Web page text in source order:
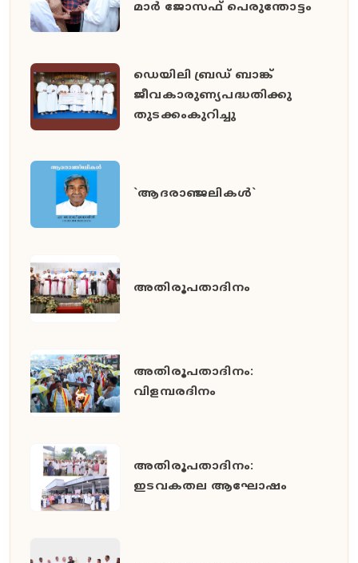
മാർ ജോസഫ് പെരുന്തോട്ടം
ഡെയിലി ബ്രഡ് ബാങ്ക്
ജീവകാരുണ്യപദ്ധതിക്കു
തുടക്കംകുറിച്ചു
`ആദരാഞ്ജലികൾ`
അതിരൂപതാദിനം
അതിരൂപതാദിനം:
വിളമ്പരദിനം
അതിരൂപതാദിനം:
ഇടവകതല ആഘോഷം